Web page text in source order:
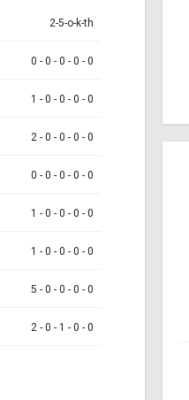
2-5-o-k-th
0 - 0 - 0 - 0 - 0
1 - 0 - 0 - 0 - 0
2 - 0 - 0 - 0 - 0
0 - 0 - 0 - 0 - 0
1 - 0 - 0 - 0 - 0
1 - 0 - 0 - 0 - 0
5 - 0 - 0 - 0 - 0
2 - 0 - 1 - 0 - 0